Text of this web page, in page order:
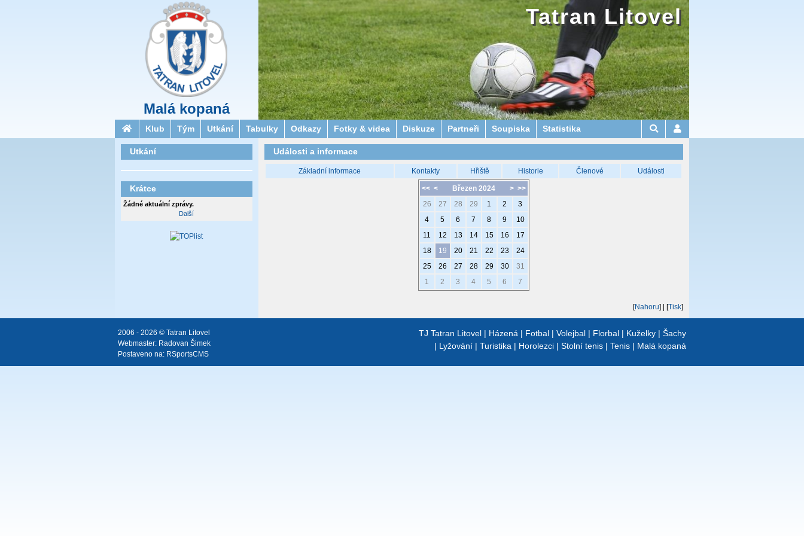
Malá kopaná
Tatran Litovel
Klub Tým Utkání Tabulky Odkazy Fotky & videa Diskuze Partneři Soupiska Statistika
Události a informace
Základní informace Kontakty Hřiště Historie Členové Události
<< < > >>
Březen 2024
26
27 28 29 1 2
3
4
5 6 7 8 9
10
11
12 13 14 15 16
17
18
19 20 21 22 23
24
25
26 27 28 29 30
31
1
2 3 4 5 6 7
[Nahoru] | [Tisk]
Utkání
Krátce
Žádné aktuální zprávy.
Další
TJ Tatran Litovel | Házená | Fotbal | Volejbal | Florbal | Kuželky | Šachy
| Lyžování | Turistika | Horolezci | Stolní tenis | Tenis | Malá kopaná
2006 - 2026 © Tatran Litovel
Webmaster: Radovan Šimek
Postaveno na: RSportsCMS